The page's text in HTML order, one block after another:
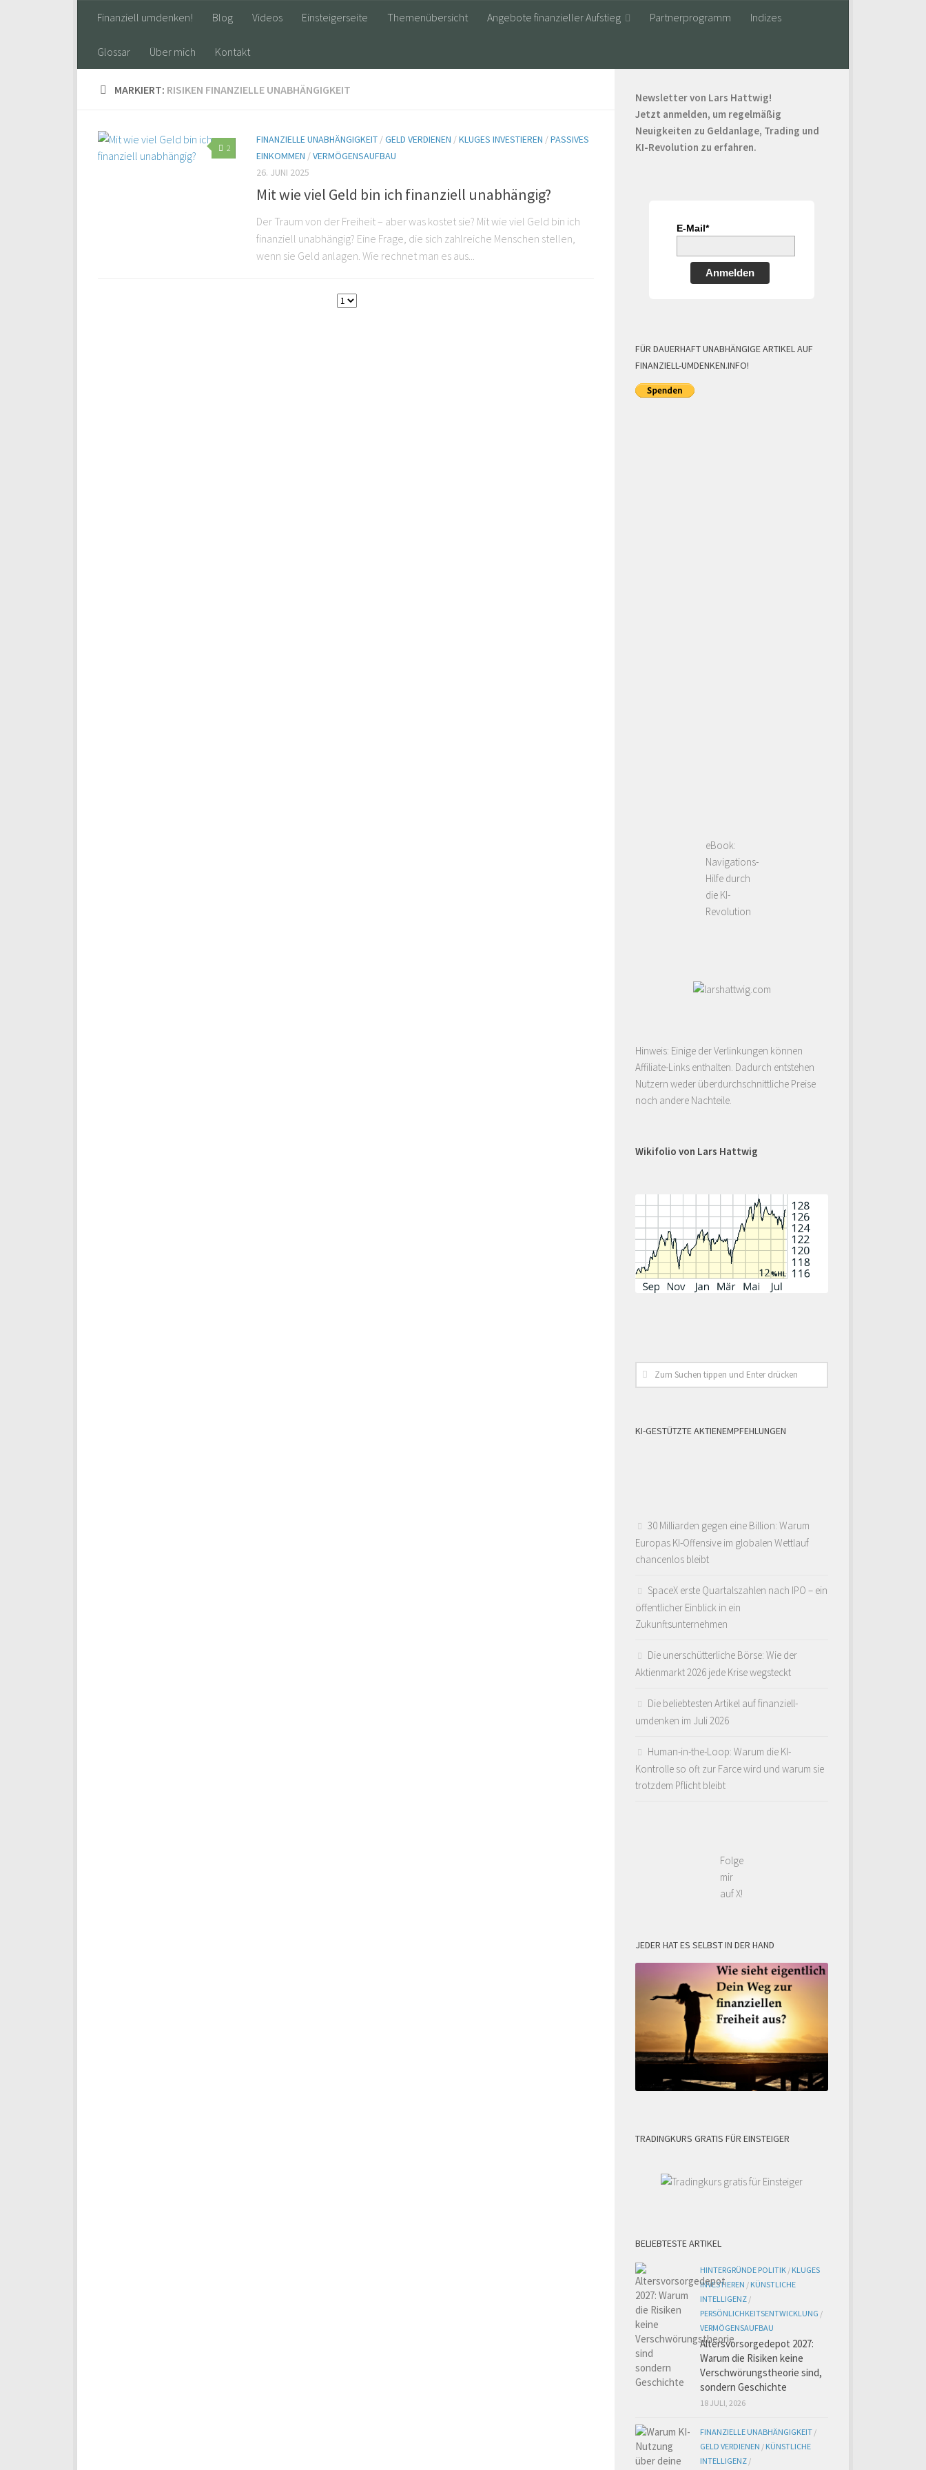
Finanziell umdenken! Blog Videos Einsteigerseite Themenübersicht Angebote finanzieller Aufstieg Partnerprogramm Indizes
Glossar Über mich Kontakt
MARKIERT: RISIKEN FINANZIELLE UNABHÄNGIGKEIT
2
FINANZIELLE UNABHÄNGIGKEIT /GELD VERDIENEN /KLUGES INVESTIEREN /PASSIVES
EINKOMMEN /VERMÖGENSAUFBAU
26. JUNI 2025
Mit wie viel Geld bin ich finanziell unabhängig?
Der Traum von der Freiheit – aber was kostet sie? Mit wie viel Geld bin ich
finanziell unabhängig? Eine Frage, die sich zahlreiche Menschen stellen,
wenn sie Geld anlagen. Wie rechnet man es aus...
Newsletter von Lars Hattwig!
Jetzt anmelden, um regelmäßig
Neuigkeiten zu Geldanlage, Trading und
KI-Revolution zu erfahren.
E-Mail*
Anmelden
FÜR DAUERHAFT UNABHÄNGIGE ARTIKEL AUF
FINANZIELL-UMDENKEN.INFO!
eBook:
Navigations-
Hilfe durch
die KI-
Revolution
Hinweis: Einige der Verlinkungen können
Affiliate-Links enthalten. Dadurch entstehen
Nutzern weder überdurchschnittliche Preise
noch andere Nachteile.
Wikifolio von Lars Hattwig
KI-GESTÜTZTE AKTIENEMPFEHLUNGEN
30 Milliarden gegen eine Billion: Warum
Europas KI-Offensive im globalen Wettlauf
chancenlos bleibt
SpaceX erste Quartalszahlen nach IPO – ein
öffentlicher Einblick in ein
Zukunftsunternehmen
Die unerschütterliche Börse: Wie der
Aktienmarkt 2026 jede Krise wegsteckt
Die beliebtesten Artikel auf finanziell-
umdenken im Juli 2026
Human-in-the-Loop: Warum die KI-
Kontrolle so oft zur Farce wird und warum sie
trotzdem Pflicht bleibt
Folge
mir
auf X!
JEDER HAT ES SELBST IN DER HAND
TRADINGKURS GRATIS FÜR EINSTEIGER
BELIEBTESTE ARTIKEL
HINTERGRÜNDE POLITIK / KLUGES
INVESTIEREN / KÜNSTLICHE
INTELLIGENZ /
PERSÖNLICHKEITSENTWICKLUNG /
VERMÖGENSAUFBAU
Altersvorsorgedepot 2027:
Warum die Risiken keine
Verschwörungstheorie sind,
sondern Geschichte
18 JULI, 2026
FINANZIELLE UNABHÄNGIGKEIT /
GELD VERDIENEN / KÜNSTLICHE
INTELLIGENZ /